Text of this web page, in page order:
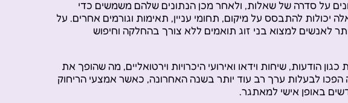
על סדרה של שאלות, ולאחר מכן הנתונים שלהם משמשים כדי
יכולות להתבסס על מיקום, תחומי עניין, תאימות וגורמים אחרים. על
לאנשים למצוא בני זוג תואמים ללא צורך בהחלקה וחיפוש
הודעות, שיחות וידאו ואירועי היכרויות וירטואליים, מה שהופך את
הפכו לבעלות ערך רב עוד יותר בשנה האחרונה, כאשר אמצעי הריחוק
באופן אישי למאתגר.